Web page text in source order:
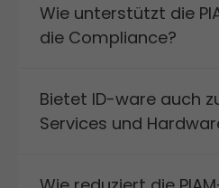
Wie unterstützt die
die Compliance?
Bietet ID-ware auch
Services und